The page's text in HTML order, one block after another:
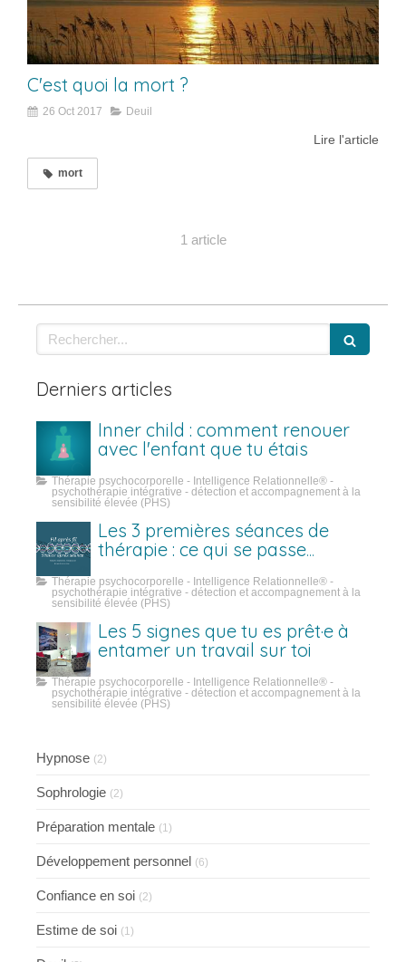
C'est quoi la mort ?
26 Oct 2017 Deuil
Lire l'article
mort
1 article
Rechercher
Derniers articles
Inner child : comment renouer
avec l'enfant que tu étais
Thérapie psychocorporelle - Intelligence Relationnelle® -
psychothérapie intégrative - détection et accompagnement à la
sensibilité élevée (PHS)
Les 3 premières séances de
thérapie : ce qui se passe
Thérapie psychocorporelle - Intelligence Relationnelle® -
psychothérapie intégrative - détection et accompagnement à la
sensibilité élevée (PHS)
Les 5 signes que tu es prêt·e à
entamer un travail sur toi
Thérapie psychocorporelle - Intelligence Relationnelle® -
psychothérapie intégrative - détection et accompagnement à la
sensibilité élevée (PHS)
Hypnose (2)
Sophrologie (2)
Préparation mentale (1)
Développement personnel (6)
Confiance en soi (2)
Estime de soi (1)